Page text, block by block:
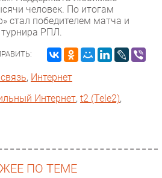
человек. По итогам
стал победителем матча и
РПЛ.
, Интернет
Интернет, t2 (Tele2),
ПО ТЕМЕ